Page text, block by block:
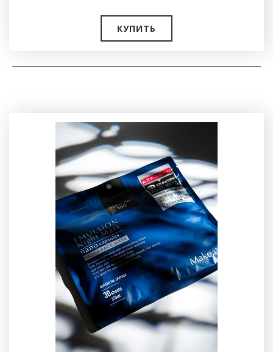
КУПИТЬ